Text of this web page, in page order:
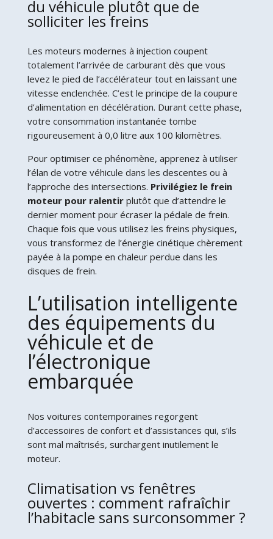
du véhicule plutôt que de
solliciter les freins
Les moteurs modernes à injection coupent
totalement l’arrivée de carburant dès que vous
levez le pied de l’accélérateur tout en laissant une
vitesse enclenchée. C’est le principe de la coupure
d’alimentation en décélération. Durant cette phase,
votre consommation instantanée tombe
rigoureusement à 0,0 litre aux 100 kilomètres.
Pour optimiser ce phénomène, apprenez à utiliser
l’élan de votre véhicule dans les descentes ou à
l’approche des intersections. Privilégiez le frein
moteur pour ralentirplutôt que d’attendre le
dernier moment pour écraser la pédale de frein.
Chaque fois que vous utilisez les freins physiques,
vous transformez de l’énergie cinétique chèrement
payée à la pompe en chaleur perdue dans les
disques de frein.
L’utilisation intelligente
des équipements du
véhicule et de
l’électronique
embarquée
Nos voitures contemporaines regorgent
d’accessoires de confort et d’assistances qui, s’ils
sont mal maîtrisés, surchargent inutilement le
moteur.
Climatisation vs fenêtres
ouvertes : comment rafraîchir
l’habitacle sans surconsommer ?